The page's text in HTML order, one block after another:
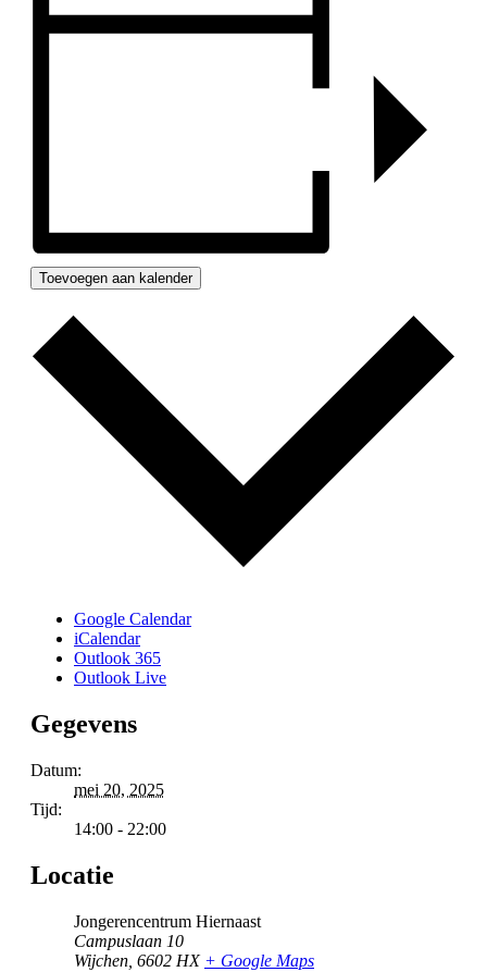
Toevoegen aan kalender
Google Calendar
iCalendar
Outlook 365
Outlook Live
Gegevens
Datum:
mei 20, 2025
Tijd:
14:00 - 22:00
Locatie
Jongerencentrum Hiernaast
Campuslaan 10
Wijchen 6602 HX + Google Maps